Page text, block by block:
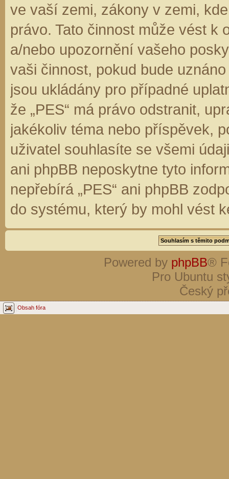
ve vaší zemi, zákony v zemi,
právo. Tato činnost může vést k
a/nebo upozornění vašeho
vaši činnost, pokud bude
jsou ukládány pro případné
že „PES“ má právo odstranit,
jakékoliv téma nebo příspěvek,
uživatel souhlasíte se všemi
ani phpBB neposkytne tyto
nepřebírá „PES“ ani phpBB
do systému, který by mohl vést
Powered by phpBB®
Pro Ubuntu
Český
Obsah fóra